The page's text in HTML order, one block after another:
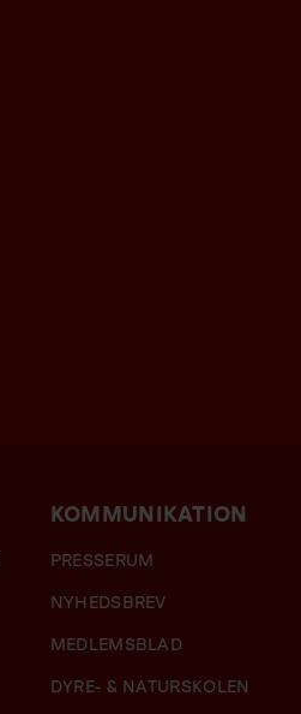
KOMMUNIKATION
PRESSERUM
NYHEDSBREV
MEDLEMSBLAD
DYRE- & NATURSKOLEN